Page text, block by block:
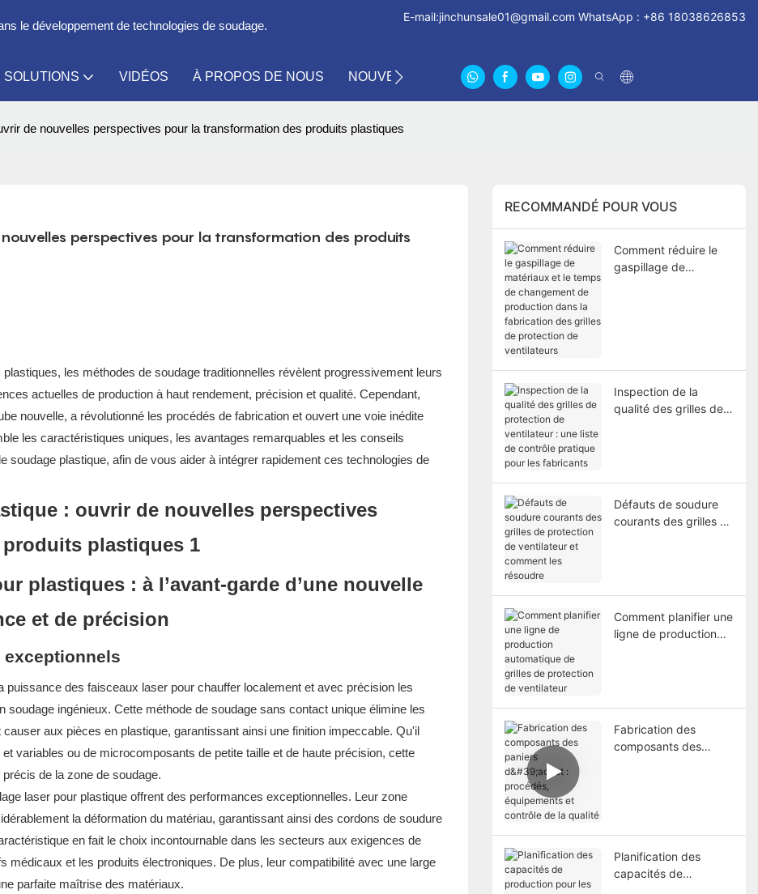
le développement de technologies de soudage.
E-mail:jinchunsale01@gmail.com WhatsApp : +86 18038626853
SOLUTIONS VIDÉOS À PROPOS DE NOUS NOUVELLES NOUS CONTACTER À PROPOS DE NOUS
de nouvelles perspectives pour la transformation des produits plastiques
perspectives pour la transformation des produits
les méthodes de soudage traditionnelles révèlent progressivement leurs
actuelles de production à haut rendement, précision et qualité. Cependant,
nouvelle, a révolutionné les procédés de fabrication et ouvert une voie inédite
les caractéristiques uniques, les avantages remarquables et les conseils
soudage plastique, afin de vous aider à intégrer rapidement ces technologies de
plastiques : à l’avant-garde d’une nouvelle
et de précision
exceptionnels
des faisceaux laser pour chauffer localement et avec précision les
ingénieux. Cette méthode de soudage sans contact unique élimine les
aux pièces en plastique, garantissant ainsi une finition impeccable. Qu'il
variables ou de microcomposants de petite taille et de haute précision, cette
de la zone de soudage.
laser pour plastique offrent des performances exceptionnelles. Leur zone
la déformation du matériau, garantissant ainsi des cordons de soudure
en fait le choix incontournable dans les secteurs aux exigences de
médicaux et les produits électroniques. De plus, leur compatibilité avec une large
parfaite maîtrise des matériaux.
RECOMMANDÉ POUR VOUS
Comment réduire le
gaspillage de
ventilateurs
Inspection de la
qualité des grilles de
Défauts de soudure
courants des grilles de
Comment planifier une
ligne de production
Fabrication des
composants des
Planification des
capacités de